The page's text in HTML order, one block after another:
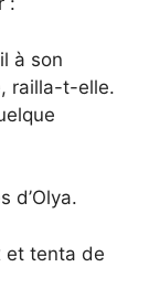
à son
railla-t-elle.
d’Olya.
et tenta de